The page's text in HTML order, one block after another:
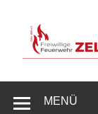
springen
MENÜ